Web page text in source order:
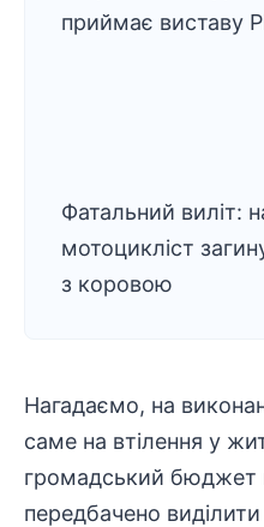
приймає виставу
Фатальний виліт:
мотоцикліст
з коровою
Нагадаємо, на
саме на втілення у
громадський бюджет
передбачено